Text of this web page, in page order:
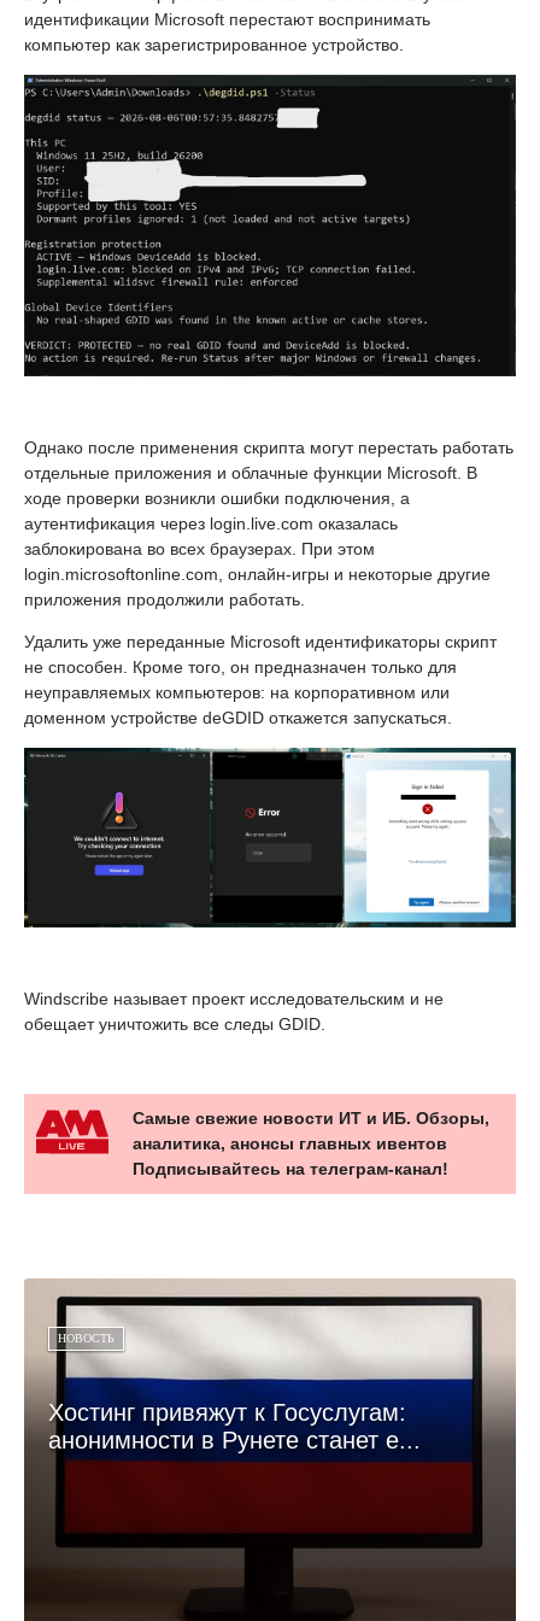
идентификации Microsoft перестают воспринимать
компьютер как зарегистрированное устройство.
Однако после применения скрипта могут перестать работать
отдельные приложения и облачные функции Microsoft. В
ходе проверки возникли ошибки подключения, а
аутентификация через login.live.com оказалась
заблокирована во всех браузерах. При этом
login.microsoftonline.com, онлайн-игры и некоторые другие
приложения продолжили работать.
Удалить уже переданные Microsoft идентификаторы скрипт
не способен. Кроме того, он предназначен только для
неуправляемых компьютеров: на корпоративном или
доменном устройстве deGDID откажется запускаться.
Windscribe называет проект исследовательским и не
обещает уничтожить все следы GDID.
Самые свежие новости ИТ и ИБ. Обзоры,
аналитика, анонсы главных ивентов
Подписывайтесь на телеграм-канал!
НОВОСТЬ
Хостинг привяжут к Госуслугам:
анонимности в Рунете станет е...